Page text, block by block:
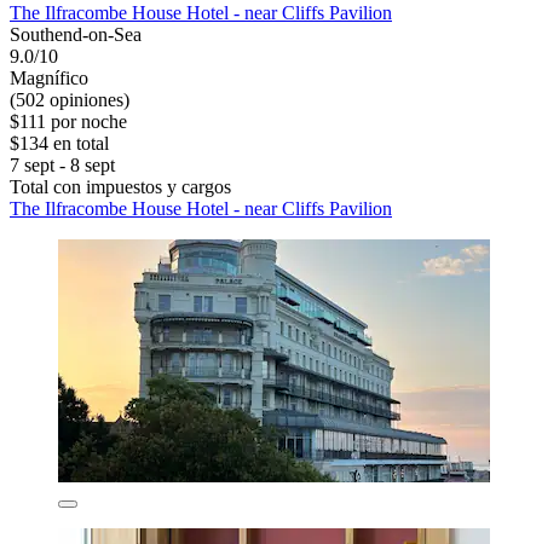
The Ilfracombe House Hotel - near Cliffs Pavilion
Southend-on-Sea
9.0/10
Magnífico
(502 opiniones)
$111 por noche
$134 en total
7 sept - 8 sept
Total con impuestos y cargos
The Ilfracombe House Hotel - near Cliffs Pavilion